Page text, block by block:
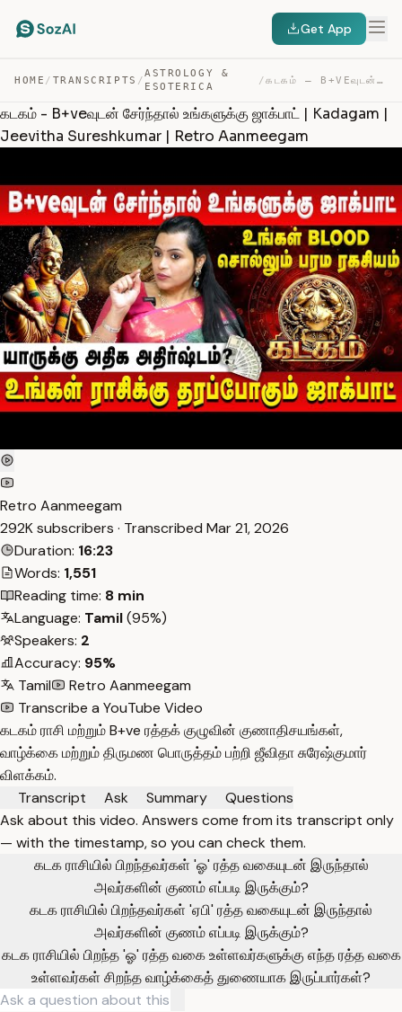
Get App
HOME / TRANSCRIPTS /
ASTROLOGY &
ESOTERICA
/ கடகம் – B+VEவுடன் சேர்ந்தால் உங்களுக்கு ஜாக்பாட் | KADA… — TRANSCRIPT
கடகம் - B+veவுடன் சேர்ந்தால் உங்களுக்கு ஜாக்பாட் | Kadagam |
Jeevitha Sureshkumar | Retro Aanmeegam
Retro Aanmeegam
292K subscribers · Transcribed Mar 21, 2026
Duration: 16:23
Words: 1,551
Reading time: 8 min
Language: Tamil(95%)
Speakers: 2
Accuracy: 95%
Tamil
Retro Aanmeegam
Transcribe a YouTube Video
கடகம் ராசி மற்றும் B+ve ரத்தக் குழுவின் குணாதிசயங்கள்,
வாழ்க்கை மற்றும் திருமண பொருத்தம் பற்றி ஜீவிதா சுரேஷ்குமார்
விளக்கம்.
Transcript
Ask Summary
Questions
Ask about this video. Answers come from its transcript only
— with the timestamp, so you can check them.
கடக ராசியில் பிறந்தவர்கள் 'ஓ' ரத்த வகையுடன் இருந்தால்
அவர்களின் குணம் எப்படி இருக்கும்?
கடக ராசியில் பிறந்தவர்கள் 'ஏபி' ரத்த வகையுடன் இருந்தால்
அவர்களின் குணம் எப்படி இருக்கும்?
கடக ராசியில் பிறந்த 'ஓ' ரத்த வகை உள்ளவர்களுக்கு எந்த ரத்த வகை
உள்ளவர்கள் சிறந்த வாழ்க்கைத் துணையாக இருப்பார்கள்?